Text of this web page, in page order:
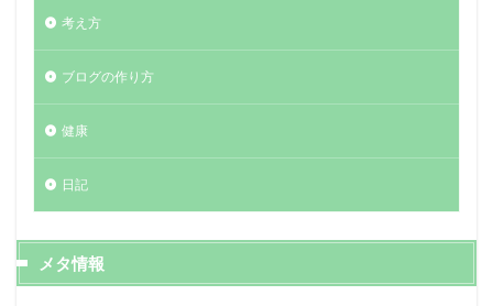
考え方
ブログの作り方
健康
日記
メタ情報